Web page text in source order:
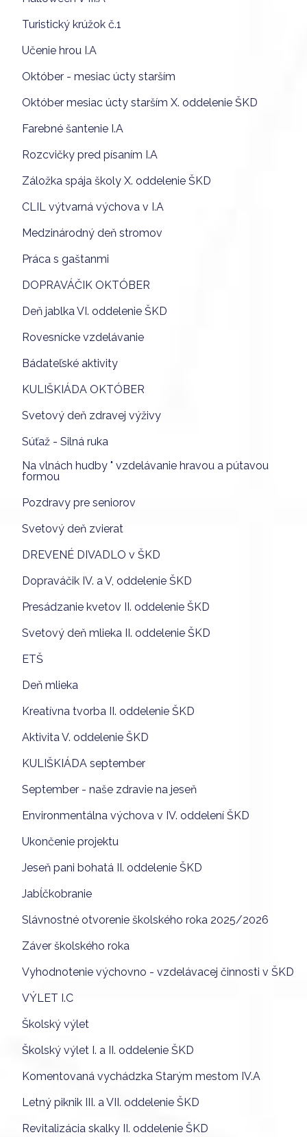
Turistický krúžok č.1
Učenie hrou I.A
Október - mesiac úcty starším
Október mesiac úcty starším X. oddelenie ŠKD
Farebné šantenie I.A
Rozcvičky pred písaním I.A
Záložka spája školy X. oddelenie ŠKD
CLIL výtvarná výchova v I.A
Medzinárodný deň stromov
Práca s gaštanmi
DOPRAVÁČIK OKTÓBER
Deň jablka VI. oddelenie ŠKD
Rovesnícke vzdelávanie
Bádateľské aktivity
KULIŠKIÁDA OKTÓBER
Svetový deň zdravej výživy
Súťaž - Silná ruka
Na vlnách hudby " vzdelávanie hravou a pútavou
formou
Pozdravy pre seniorov
Svetový deň zvierat
DREVENÉ DIVADLO v ŠKD
Dopraváčik IV. a V, oddelenie ŠKD
Presádzanie kvetov II. oddelenie ŠKD
Svetový deň mlieka II. oddelenie ŠKD
ETŠ
Deň mlieka
Kreatívna tvorba II. oddelenie ŠKD
Aktivita V. oddelenie ŠKD
KULIŠKIÁDA september
September - naše zdravie na jeseň
Environmentálna výchova v IV. oddelení ŠKD
Ukončenie projektu
Jeseň pani bohatá II. oddelenie ŠKD
Jabĺčkobranie
Slávnostné otvorenie školského roka 2025/2026
Záver školského roka
Vyhodnotenie výchovno - vzdelávacej činnosti v ŠKD
VÝLET I.C
Školský výlet
Školský výlet I. a II. oddelenie ŠKD
Komentovaná vychádzka Starým mestom IV.A
Letný piknik III. a VII. oddelenie ŠKD
Revitalizácia skalky II. oddelenie ŠKD